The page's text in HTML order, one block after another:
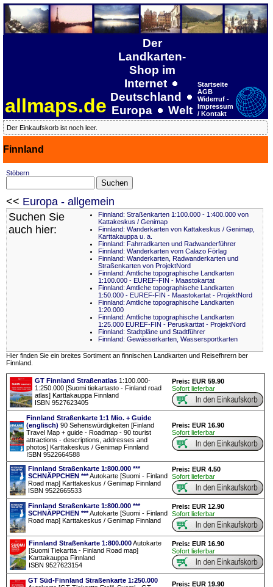
allmaps.de
Der
Landkarten-
Shop im
Internet
Deutschland
Europa
Welt
Startseite
AGB
Widerruf -
Impressum
/ Kontakt
Der Einkaufskorb ist noch leer.
Finnland
Stöbern
<< Europa - allgemein
Suchen Sie
auch hier:
Finnland: Straßenkarten 1:100.000 - 1:400.000 von
Kattakeskus / Genimap
Finnland: Wanderkarten von Kattakeskus / Genimap,
Karttakauppa u. a.
Finnland: Fahrradkarten und Radwanderführer
Finnland: Wanderkarten vom Calazo Förlag
Finnland: Wanderkarten, Radwanderkarten und
Straßenkarten von ProjektNord
Finnland: Amtliche topographische Landkarten
1:100.000 - EUREF-FIN - Maastokartat
Finnland: Amtliche topographische Landkarten
1:50.000 - EUREF-FIN - Maastokartat - ProjektNord
Finnland: Amtliche topographische Landkarten
1:20.000
Finnland: Amtliche topographische Landkarten
1:25.000 EUREF-FIN - Peruskarttat - ProjektNord
Finnland: Stadtpläne und Stadtführer
Finnland: Gewässerkarten, Wassersportkarten
Hier finden Sie ein breites Sortiment an finnischen Landkarten und Reisefhrern ber
Finnland.
GT Finnland Straßenatlas 1:100.000-
1:250.000 [Suomi tiekartasto - Finland road
atlas] Karttakauppa Finnland
ISBN 9527623405
Preis: EUR 59.90
Sofort lieferbar
Finnland Straßenkarte 1:1 Mio. + Guide
(englisch) 90 Sehenswürdigkeiten [Finland
Travel Map + guide - Roadmap - 90 tourist
attractions - descriptions, addresses and
photos] Karttakeskus / Genimap Finnland
ISBN 9522664588
Preis: EUR 16.90
Sofort lieferbar
Finnland Straßenkarte 1:800.000 ***
SCHNÄPPCHEN ***Autokarte [Suomi - Finland
Road map] Karttakeskus / Genimap Finnland
ISBN 9522665533
Preis: EUR 4.50
Sofort lieferbar
Finnland Straßenkarte 1:800.000 ***
SCHNÄPPCHEN ***Autokarte [Suomi - Finland
Road map] Karttakeskus / Genimap Finnland
Preis: EUR 12.90
Sofort lieferbar
Finnland Straßenkarte 1:800.000Autokarte
[Suomi Tiekartta - Finland Road map]
Karttakauppa Finnland
ISBN 9527623154
Preis: EUR 16.90
Sofort lieferbar
GT Süd-Finnland Straßenkarte 1:250.000
Preis: EUR 19.90